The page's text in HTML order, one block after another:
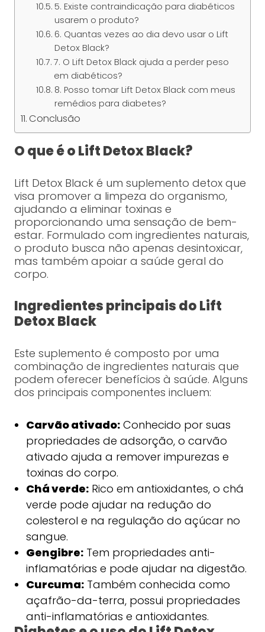
5. Existe contraindicação para diabéticos
usarem o produto?
6. Quantas vezes ao dia devo usar o Lift
Detox Black?
7. O Lift Detox Black ajuda a perder peso
em diabéticos?
8. Posso tomar Lift Detox Black com meus
remédios para diabetes?
Conclusão
O que é o Lift Detox Black?
Lift Detox Black é um suplemento detox que
visa promover a limpeza do organismo,
ajudando a eliminar toxinas e
proporcionando uma sensação de bem-
estar. Formulado com ingredientes naturais,
o produto busca não apenas desintoxicar,
mas também apoiar a saúde geral do
corpo.
Ingredientes principais do Lift
Detox Black
Este suplemento é composto por uma
combinação de ingredientes naturais que
podem oferecer benefícios à saúde. Alguns
dos principais componentes incluem:
Carvão ativado:Conhecido por suas
propriedades de adsorção, o carvão
ativado ajuda a remover impurezas e
toxinas do corpo.
Chá verde:Rico em antioxidantes, o chá
verde pode ajudar na redução do
colesterol e na regulação do açúcar no
sangue.
Gengibre:Tem propriedades anti-
inflamatórias e pode ajudar na digestão.
Curcuma:Também conhecida como
açafrão-da-terra, possui propriedades
anti-inflamatórias e antioxidantes.